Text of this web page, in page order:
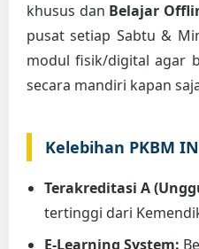
khusus dan Belajar
pusat setiap Sabtu &
modul fisik/digital agar
secara mandiri kapan
Kelebihan PKBM
Terakreditasi A
tertinggi dari
E-Learning System: